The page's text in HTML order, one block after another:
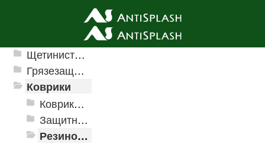
Ячеистые грязезащитные покрытия
Щетинистые покрытия
Грязезащитные, влаговпитывающие покрытия
Коврики
Коврики влаговпитывающие
Защитные коврики и лотки
Резиновые коврики